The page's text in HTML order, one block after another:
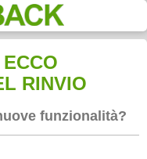
RINVIO
funzionalità?